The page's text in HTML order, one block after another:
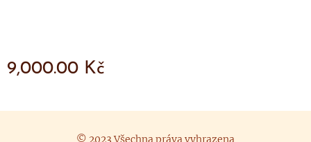
9,000.00 Kč
© 2023 Všechna práva vyhrazena